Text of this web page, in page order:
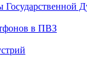
Государственной
в ПВЗ